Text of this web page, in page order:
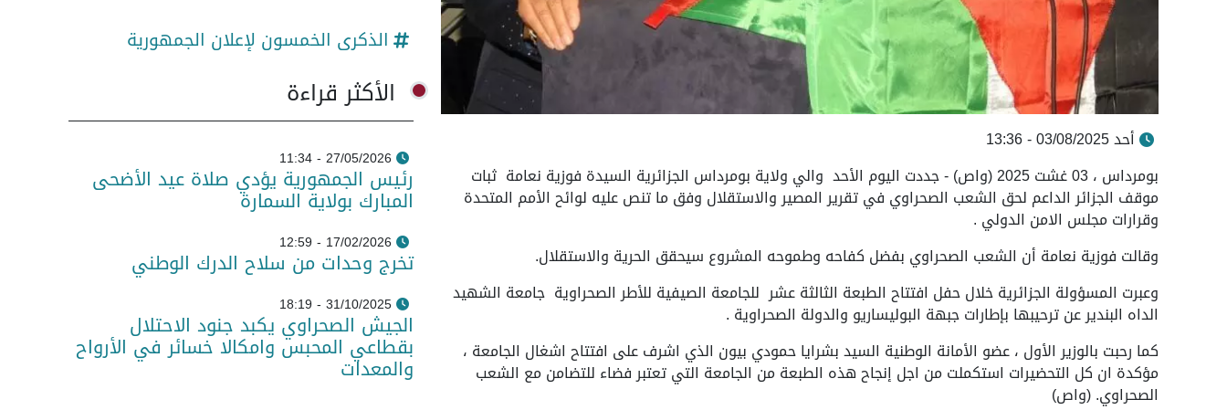
أحد 03/08/2025 - 13:36
بومرداس ، 03 غشت 2025 (واص) - جددت اليوم الأحد والي ولاية بومرداس الجزائرية السيدة فوزية نعامة ثبات
موقف الجزائر الداعم لحق الشعب الصحراوي في تقرير المصير والاستقلال وفق ما تنص عليه لوائح الأمم المتحدة
وقرارات مجلس الامن الدولي .
وقالت فوزية نعامة أن الشعب الصحراوي بفضل كفاحه وطموحه المشروع سيحقق الحرية والاستقلال.
وعبرت المسؤولة الجزائرية خلال حفل افتتاح الطبعة الثالثة عشر للجامعة الصيفية للأطر الصحراوية جامعة الشهيد
الداه البندير عن ترحيبها بإطارات جبهة البوليساريو والدولة الصحراوية .
كما رحبت بالوزير الأول ، عضو الأمانة الوطنية السيد بشرايا حمودي بيون الذي اشرف على افتتاح اشغال الجامعة ،
مؤكدة ان كل التحضيرات استكملت من اجل إنجاح هذه الطبعة من الجامعة التي تعتبر فضاء للتضامن مع الشعب
الصحراوي. (واص)
الذكرى الخمسون لإعلان الجمهورية
الأكثر قراءة
27/05/2026 - 11:34
رئيس الجمهورية يؤدي صلاة عيد الأضحى
المبارك بولاية السمارة
17/02/2026 - 12:59
تخرج وحدات من سلاح الدرك الوطني
31/10/2025 - 18:19
الجيش الصحراوي يكبد جنود الاحتلال
بقطاعي المحبس وامكالا خسائر في الأرواح
والمعدات